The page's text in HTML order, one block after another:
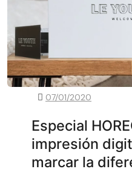
07/01/2020
Especial
impresión
marcar la